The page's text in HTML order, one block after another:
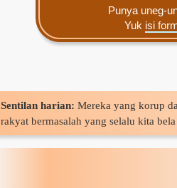
Punya uneg-
Yuk isi
Sentilan harian: Mereka yang korup
rakyat bermasalah yang selalu kita